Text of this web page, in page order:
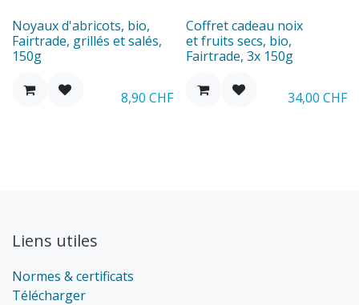
Nouveau
Noyaux d'abricots, bio,
Fairtrade, grillés et salés,
150g
8,90 CHF
Nouveau
Coffret cadeau noix
et fruits secs, bio,
Fairtrade, 3x 150g
34,00 CHF
Liens utiles
Normes & certificats
Télécharger